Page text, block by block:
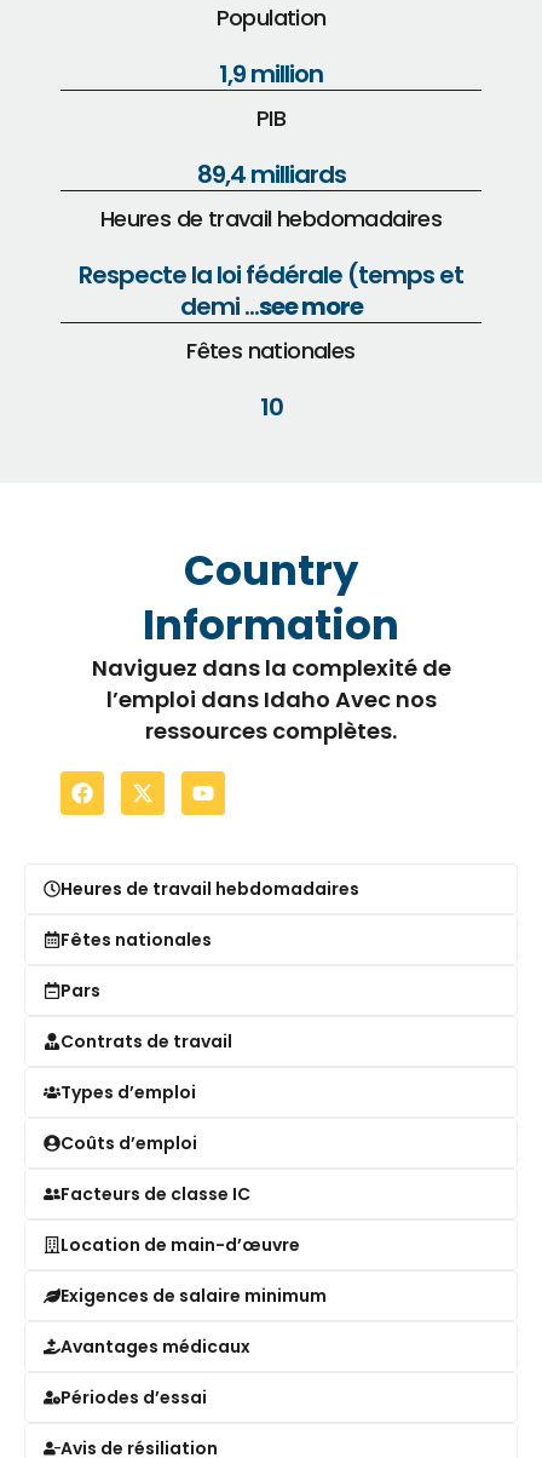
Population
1,9 million
PIB
89,4 milliards
Heures de travail hebdomadaires
Respecte la loi fédérale (temps et
demi ...see more
Fêtes nationales
10
Country
Information
Naviguez dans la complexité de
l’emploi dans Idaho Avec nos
ressources complètes.
Heures de travail hebdomadaires
Fêtes nationales
Pars
Contrats de travail
Types d’emploi
Coûts d’emploi
Facteurs de classe IC
Location de main-d’œuvre
Exigences de salaire minimum
Avantages médicaux
Périodes d’essai
Avis de résiliation